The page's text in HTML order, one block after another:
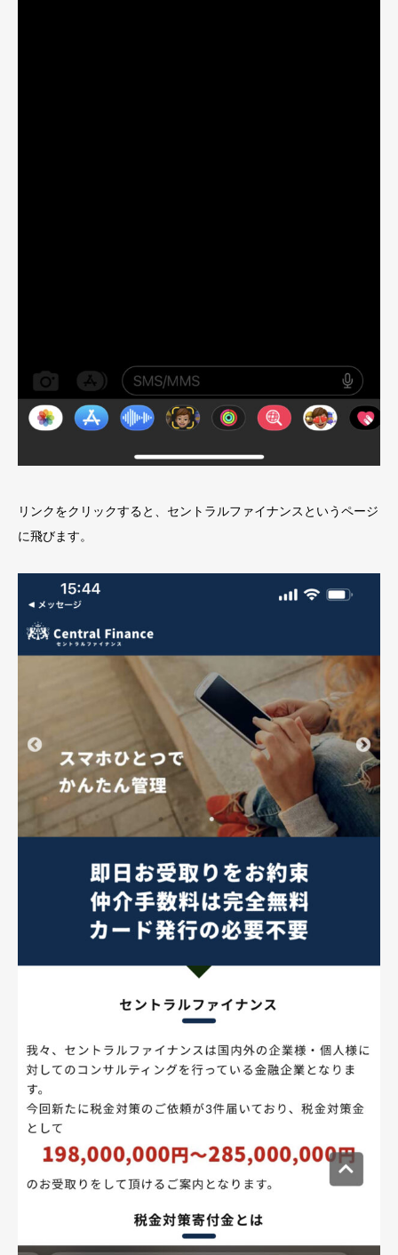
リンクをクリックすると、セントラルファイナンスというページ
に飛びます。